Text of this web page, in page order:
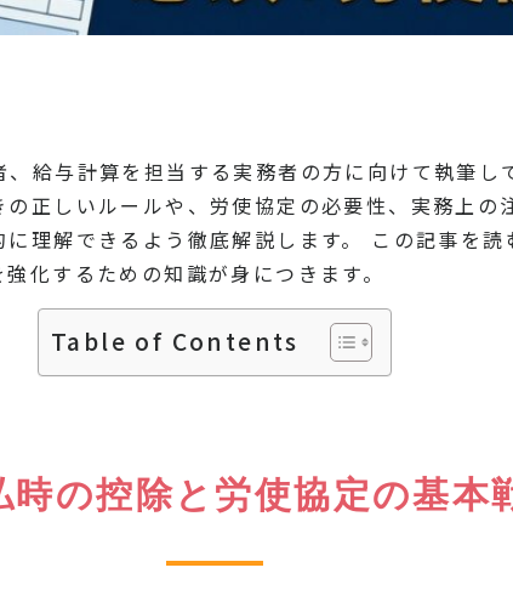
給与計算を担当する実務者の方に向けて執筆
正しいルールや、労使協定の必要性、実務上の
理解できるよう徹底解説します。 この記事を
化するための知識が身につきます。
Table of Contents
時の控除と労使協定の基本